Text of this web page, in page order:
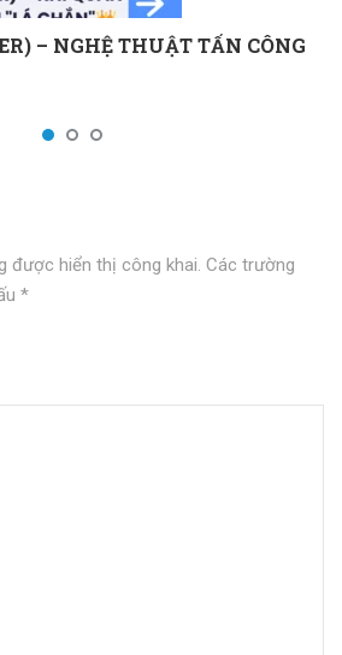
– NGHỆ THUẬT TẤN CÔNG
được hiển thị công khai. Các trường
*